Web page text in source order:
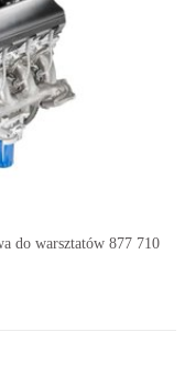
do warsztatów 877 710